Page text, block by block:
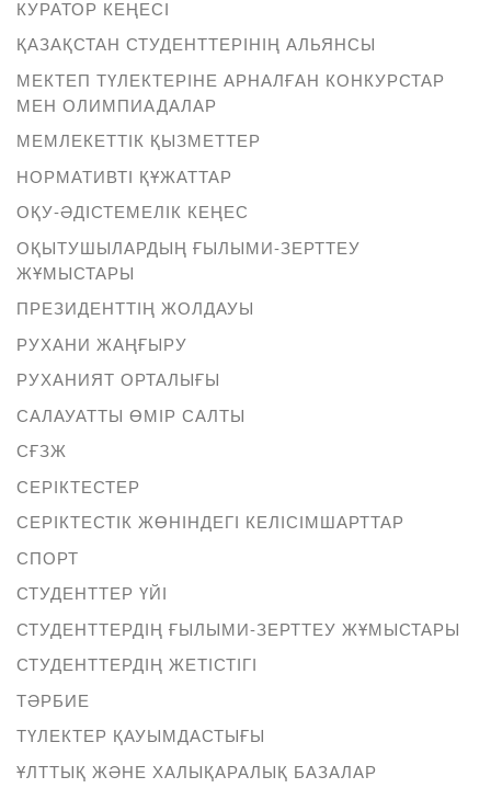
КУРАТОР КЕҢЕСІ
ҚАЗАҚСТАН СТУДЕНТТЕРІНІҢ АЛЬЯНСЫ
МЕКТЕП ТҮЛЕКТЕРІНЕ АРНАЛҒАН КОНКУРСТАР
МЕН ОЛИМПИАДАЛАР
МЕМЛЕКЕТТІК ҚЫЗМЕТТЕР
НОРМАТИВТІ ҚҰЖАТТАР
ОҚУ-ӘДІСТЕМЕЛІК КЕҢЕС
ОҚЫТУШЫЛАРДЫҢ ҒЫЛЫМИ-ЗЕРТТЕУ
ЖҰМЫСТАРЫ
ПРЕЗИДЕНТТІҢ ЖОЛДАУЫ
РУХАНИ ЖАҢҒЫРУ
РУХАНИЯТ ОРТАЛЫҒЫ
САЛАУАТТЫ ӨМІР САЛТЫ
СҒЗЖ
СЕРІКТЕСТЕР
СЕРІКТЕСТІК ЖӨНІНДЕГІ КЕЛІСІМШАРТТАР
СПОРТ
СТУДЕНТТЕР ҮЙІ
СТУДЕНТТЕРДІҢ ҒЫЛЫМИ-ЗЕРТТЕУ ЖҰМЫСТАРЫ
СТУДЕНТТЕРДІҢ ЖЕТІСТІГІ
ТӘРБИЕ
ТҮЛЕКТЕР ҚАУЫМДАСТЫҒЫ
ҰЛТТЫҚ ЖӘНЕ ХАЛЫҚАРАЛЫҚ БАЗАЛАР